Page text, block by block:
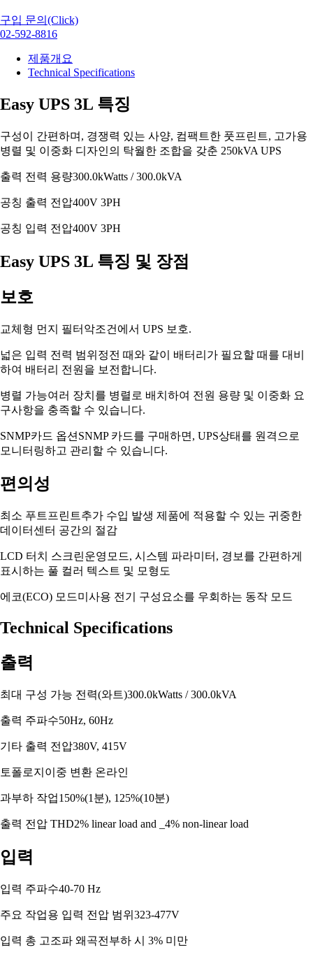
구입 문의(Click)
02-592-8816
제품개요
Technical Specifications
Easy UPS 3L 특징
구성이 간편하며, 경쟁력 있는 사양, 컴팩트한 풋프린트, 고가용
병렬 및 이중화 디자인의 탁월한 조합을 갖춘 250kVA UPS
출력 전력 용량300.0kWatts / 300.0kVA
공칭 출력 전압400V 3PH
공칭 입력 전압400V 3PH
Easy UPS 3L 특징 및 장점
보호
교체형 먼지 필터 악조건에서 UPS 보호.
넓은 입력 전력 범위 정전 때와 같이 배터리가 필요할 때를 대비
하여 배터리 전원을 보전합니다.
병렬 가능여러 장치를 병렬로 배치하여 전원 용량 및 이중화 요
구사항을 충족할 수 있습니다.
SNMP카드 옵션 SNMP 카드를 구매하면, UPS상태를 원격으로
모니터링하고 관리할 수 있습니다.
편의성
최소 푸트프린트추가 수입 발생 제품에 적용할 수 있는 귀중한
데이터센터 공간의 절감
LCD 터치 스크린운영모드, 시스템 파라미터, 경보를 간편하게
표시하는 풀 컬러 텍스트 및 모형도
에코(ECO) 모드미사용 전기 구성요소를 우회하는 동작 모드
Technical Specifications
출력
최대 구성 가능 전력(와트)300.0kWatts / 300.0kVA
출력 주파수50Hz, 60Hz
기타 출력 전압380V, 415V
토폴로지 이중 변환 온라인
과부하 작업150%(1분), 125%(10분)
출력 전압 THD2% linear load and _4% non-linear load
입력
입력 주파수40-70 Hz
주요 작업용 입력 전압 범위 323-477V
입력 총 고조파 왜곡전부하 시 3% 미만